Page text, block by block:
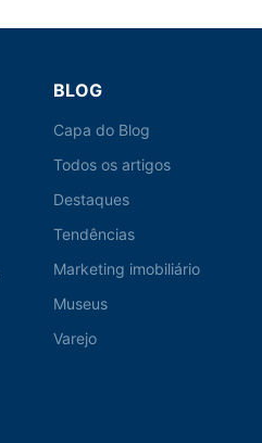
BLOG
Capa do Blog
Todos os artigos
Destaques
Tendências
Marketing imobiliário
Museus
Varejo